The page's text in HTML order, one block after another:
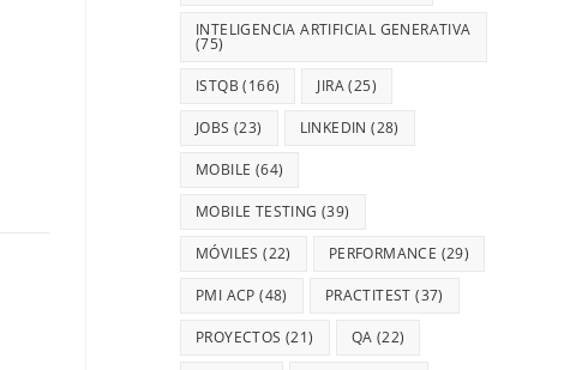
INTELIGENCIA ARTIFICIAL GENERATIVA
(75)
ISTQB (166) JIRA(25)
JOBS (23) LINKEDIN (28)
MOBILE (64)
MOBILE TESTING (39)
MÓVILES (22) PERFORMANCE (29)
PMI ACP (48) PRACTITEST (37)
PROYECTOS (21) QA (22)